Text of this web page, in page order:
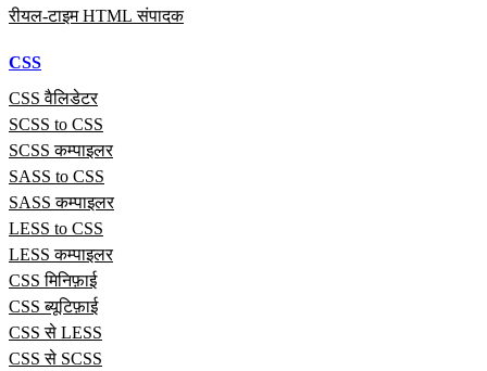
रीयल‑टाइम HTML संपादक
CSS
CSS वैलिडेटर
SCSS to CSS
SCSS कम्पाइलर
SASS to CSS
SASS कम्पाइलर
LESS to CSS
LESS कम्पाइलर
CSS मिनिफ़ाई
CSS ब्यूटिफ़ाई
CSS से LESS
CSS से SCSS